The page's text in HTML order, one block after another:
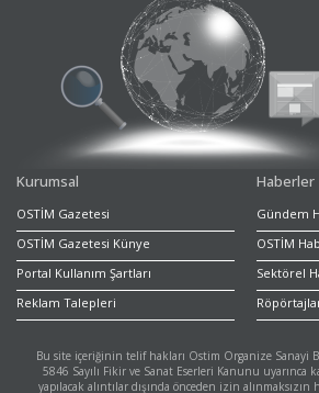
Kurumsal
OSTİM Gazetesi
OSTİM Gazetesi Künye
Portal Kullanım Şartları
Reklam Talepleri
Haberler
Gündem
OSTİM
Sektörel
Bu site içeriğinin telif hakları Ostim Organize Sanayi
5846 Sayılı Fikir ve Sanat Eserleri Kanunu uyarınca
yapılacak alıntılar dışında önceden izin